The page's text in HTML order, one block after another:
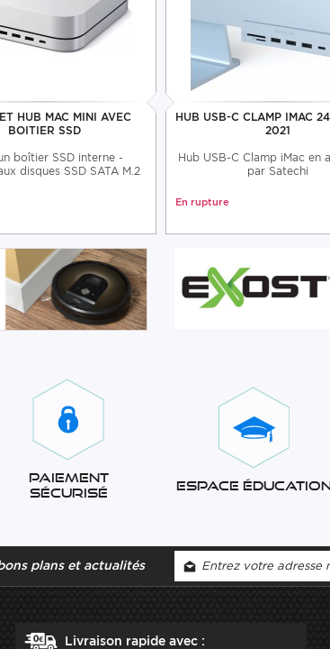
HUB MAC MINI AVEC
BOITIER SSD
boîtier SSD interne -
disques SSD SATA M.2
HUB USB-C CLAMP IMAC
2021
Hub USB-C Clamp iMac en
par Satechi
En rupture
Paiement
sécurisé
Espace
plans et actualités
Livraison rapide avec :